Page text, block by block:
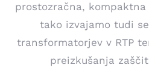
prostozračna, kompaktna
tako izvajamo tudi
transformatorjev v RTP
preizkušanja zaščit